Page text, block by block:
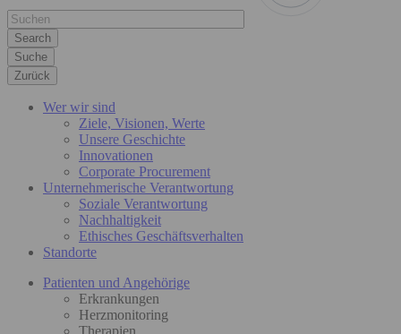
Suche
Zurück
Wer wir sind
Ziele, Visionen, Werte
Unsere Geschichte
Innovationen
Corporate Procurement
Unternehmerische Verantwortung
Soziale Verantwortung
Nachhaltigkeit
Ethisches Geschäftsverhalten
Standorte
Patienten und Angehörige
Erkrankungen
Herzmonitoring
Therapien